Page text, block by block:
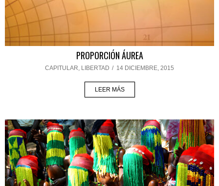
PROPORCIÓN ÁUREA
CAPITULAR, LIBERTAD / 14 DICIEMBRE, 2015
LEER MÁS